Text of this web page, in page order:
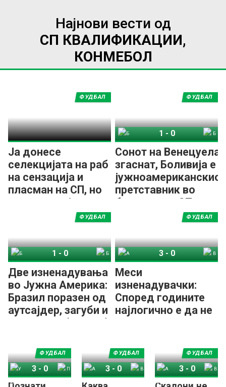
Најнови вести од
СП КВАЛИФИКАЦИИ,
КОНМЕБОЛ
Ја донесе
селекцијата на раб
на сензација и
пласман на СП, но
мораше да ја
ФУДБАЛ
Сонот на Венецуела
згаснат, Боливија е
претставник во
баражот за СП
ФУДБАЛ
1 - 0
Две изненадувања
во Јужна Америка:
Бразил поразен од
аутсајдер, загуби и
Аргентина (ВИДЕО)
ФУДБАЛ
1-0
Меси
изненадувачки:
Според годините
најлогично е да не
ФУДБАЛ
3-0
ФУДБАЛ
Уругвај
3 - 0
ФУДБАЛ
Аргентина
3- 0
ФУДБАЛ
Аргентина
3- 0